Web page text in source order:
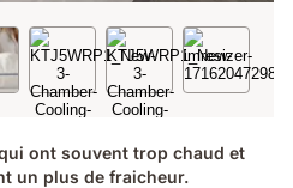
ont souvent trop chaud et
un plus de fraicheur.